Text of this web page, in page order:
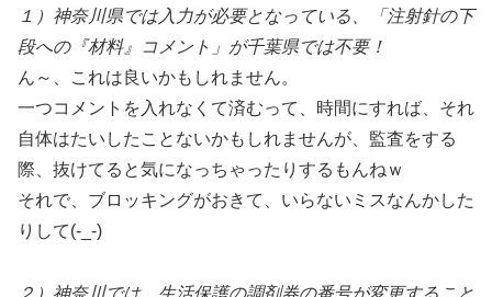
１）神奈川県では入力が必要となっている、「注射針の下
段への『材料』コメント」が千葉県では不要！
ん～、これは良いかもしれません。
一つコメントを入れなくて済むって、時間にすれば、それ
自体はたいしたことないかもしれませんが、監査をする
際、抜けてると気になっちゃったりするもんねｗ
それで、ブロッキングがおきて、いらないミスなんかした
りして(-_-)
２）神奈川では、生活保護の調剤券の番号が変更すること